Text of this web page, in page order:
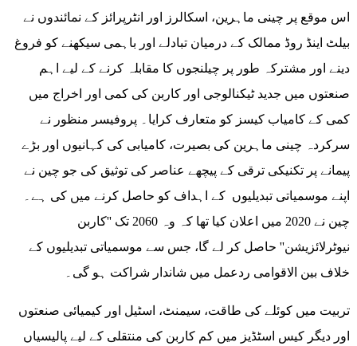
اس موقع پر چینی ماہرین، اسکالرز اور انٹرپرائز کے نمائندوں نے
بیلٹ اینڈ روڈ ممالک کے درمیان تبادلے اور باہمی سیکھنے کو فروغ
دینے اور مشترکہ طور پر چیلنجوں کا مقابلہ کرنے کے لیے اہم
صنعتوں میں جدید ٹیکنالوجی اور کاربن کی کمی اور اخراج میں
کمی کے کامیاب کیسز کو متعارف کرایا۔ پروفیسر منظور نے
سرکردہ چینی ماہرین کی بصیرت، کامیابی کی کہانیوں اور بڑے
پیمانے پر تکنیکی ترقی کے پیچھے عناصر کی توثیق کی جو چین نے
اپنے موسمیاتی تبدیلیوں کے اہداف کو حاصل کرنے میں کی ہے۔
چین نے 2020 میں اعلان کیا تھا کہ وہ 2060 تک ''کاربن
نیوٹرلائزیشن'' حاصل کر لے گا، جس سے موسمیاتی تبدیلیوں کے
خلاف بین الاقوامی ردعمل میں شاندار شراکت ہو گی۔
تربیت میں کوئلے کی طاقت، سیمنٹ، اسٹیل اور کیمیائی صنعتوں
اور دیگر کیس اسٹڈیز میں کم کاربن کی منتقلی کے لیے پالیسیاں